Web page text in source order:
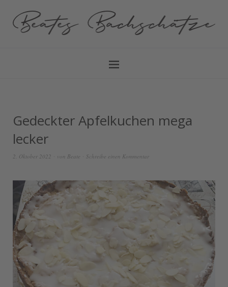
Gedeckter Apfelkuchen mega
lecker
2. Oktober 2022 von Beate Schreibe einen Kommentar